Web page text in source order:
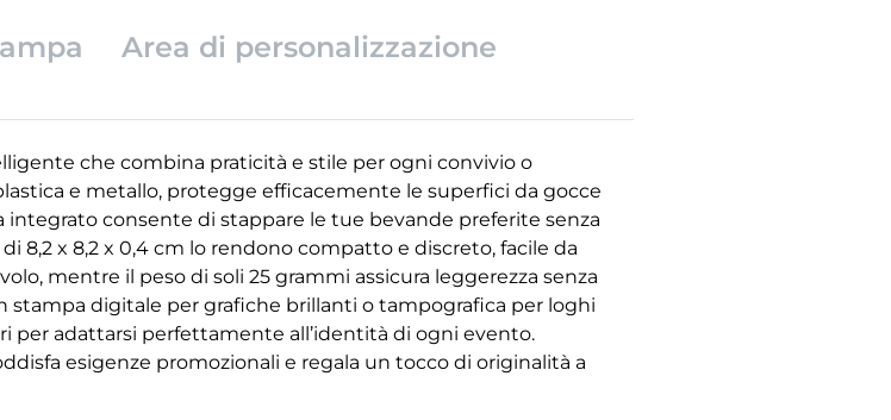
Area di personalizzazione
che combina praticità e stile per ogni convivio o
e metallo, protegge efficacemente le superfici da gocce
integrato consente di stappare le tue bevande preferite senza
8,2 x 8,2 x 0,4 cm lo rendono compatto e discreto, facile da
mentre il peso di soli 25 grammi assicura leggerezza senza
stampa digitale per grafiche brillanti o tampografica per loghi
per adattarsi perfettamente all’identità di ogni evento.
esigenze promozionali e regala un tocco di originalità a